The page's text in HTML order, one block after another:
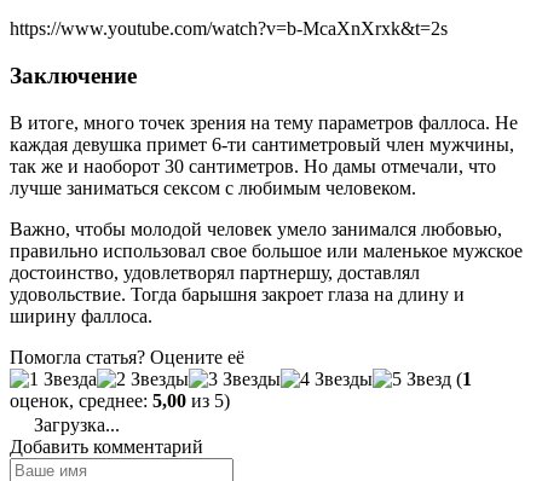
https://www.youtube.com/watch?v=b-McaXnXrxk&t=2s
Заключение
В итоге, много точек зрения на тему параметров фаллоса. Не
каждая девушка примет 6-ти сантиметровый член мужчины,
так же и наоборот 30 сантиметров. Но дамы отмечали, что
лучше заниматься сексом с любимым человеком.
Важно, чтобы молодой человек умело занимался любовью,
правильно использовал свое большое или маленькое мужское
достоинство, удовлетворял партнершу, доставлял
удовольствие. Тогда барышня закроет глаза на длину и
ширину фаллоса.
Помогла статья? Оцените её
(1
оценок, среднее: 5,00 из 5)
Загрузка...
Добавить комментарий